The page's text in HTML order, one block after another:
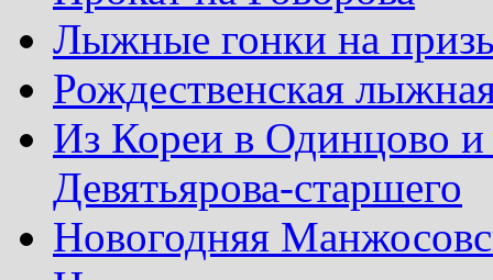
Лыжные гонки на
Рождественская
Из Кореи в Одинцово
Девятьярова-старшего
Новогодняя